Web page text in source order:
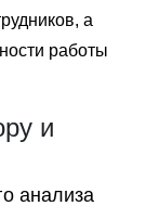
а
работы
и
анализа